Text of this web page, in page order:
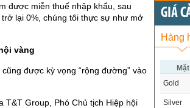
được miễn thuế nhập khẩu, sau
lại 0%, chúng tôi thực sự như mở
vàng
được kỳ vọng “rộng đường” vào
T&T Group, Phó Chủ tịch Hiệp hội
GIÁ
Hàng
Gold
Silver